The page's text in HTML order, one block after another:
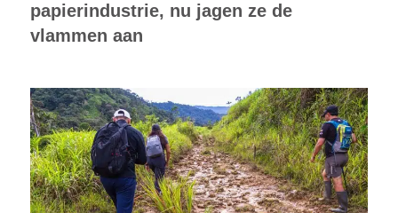
papierindustrie, nu jagen ze de
vlammen aan